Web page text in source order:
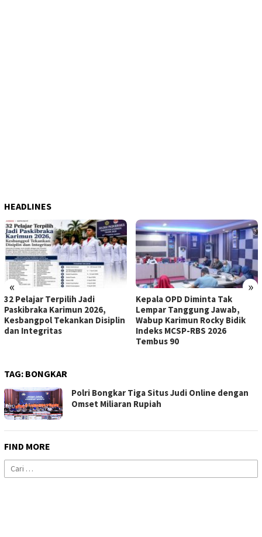
HEADLINES
« »
32 Pelajar Terpilih Jadi
Paskibraka Karimun 2026,
Kesbangpol Tekankan Disiplin
dan Integritas
Kepala OPD Diminta Tak
Lempar Tanggung Jawab,
Wabup Karimun Rocky Bidik
Indeks MCSP-RBS 2026
Tembus 90
TAG: BONGKAR
Polri Bongkar Tiga Situs Judi Online dengan
Omset Miliaran Rupiah
FIND MORE
Cari
untuk: